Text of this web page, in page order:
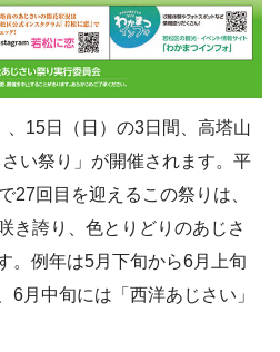
15日（日）の3日間、高塔山
い祭り」が開催されます。平
27回目を迎えるこの祭りは、
き誇り、色とりどりのあじさ
。例年は5月下旬から6月上旬
6月中旬には「西洋あじさい」